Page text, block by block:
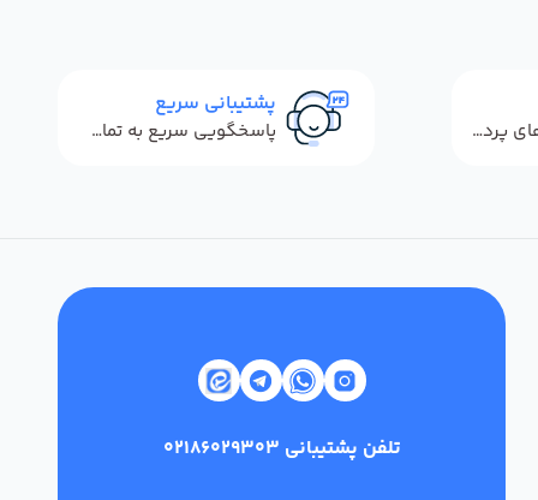
استفاده از روش‌های پرداخت امن
پشتیبانی سریع
پاسخگویی سریع به تماس‌ها و پیام‌ها
تلفن پشتیبانی 02186029303